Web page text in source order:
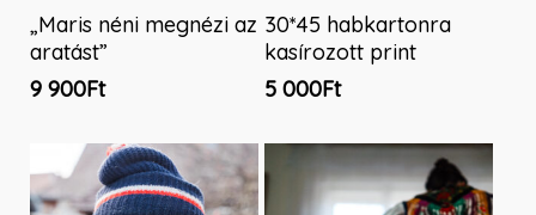
Kosárba Teszem
„Maris néni megnézi az
aratást”
9 900Ft
Tovább Olvasom
30*45 habkartonra
kasírozott print
5 000Ft